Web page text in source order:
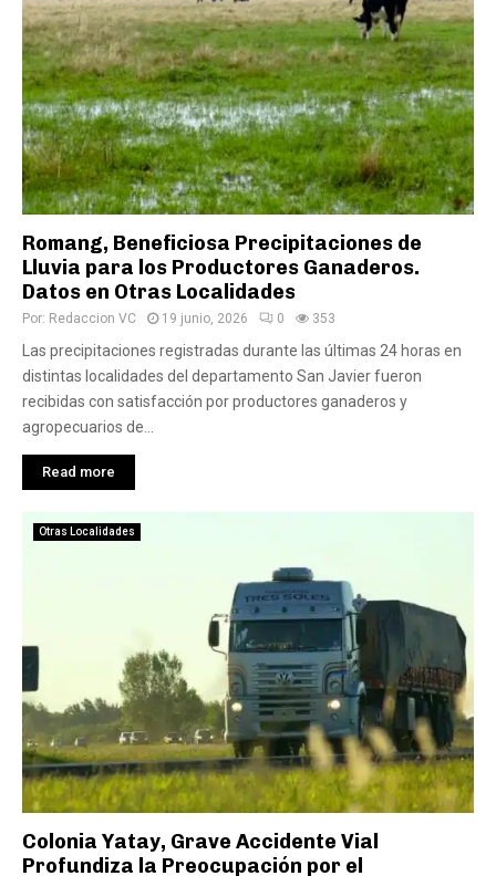
Romang, Beneficiosa Precipitaciones de
Lluvia para los Productores Ganaderos.
Datos en Otras Localidades
Por: Redaccion VC 19 junio, 2026 0 353
Las precipitaciones registradas durante las últimas 24 horas en
distintas localidades del departamento San Javier fueron
recibidas con satisfacción por productores ganaderos y
agropecuarios de...
Read more
Otras Localidades
Colonia Yatay, Grave Accidente Vial
Profundiza la Preocupación por el